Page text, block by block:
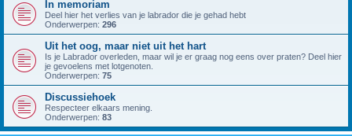
In memoriam
Deel hier het verlies van je labrador die je gehad hebt
Onderwerpen: 296
Uit het oog, maar niet uit het hart
Is je Labrador overleden, maar wil je er graag nog eens over praten? Deel hier
je gevoelens met lotgenoten.
Onderwerpen: 75
Discussiehoek
Respecteer elkaars mening.
Onderwerpen: 83